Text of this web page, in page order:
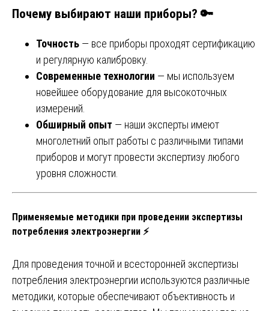
Почему выбирают наши приборы? 🔑
Точность — все приборы проходят сертификацию
и регулярную калибровку.
Современные технологии — мы используем
новейшее оборудование для высокоточных
измерений.
Обширный опыт — наши эксперты имеют
многолетний опыт работы с различными типами
приборов и могут провести экспертизу любого
уровня сложности.
Применяемые методики при проведении экспертизы
потребления электроэнергии ⚡
Для проведения точной и всесторонней экспертизы
потребления электроэнергии используются различные
методики, которые обеспечивают объективность и